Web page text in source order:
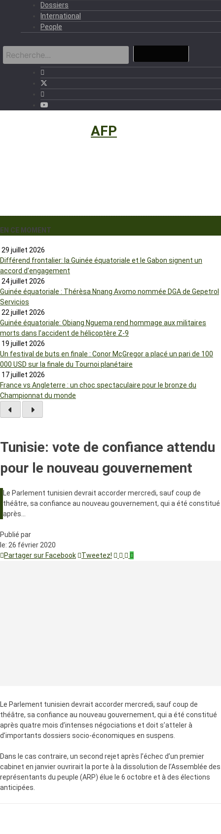
Dossiers
International
People
AFP
EN CE MOMENT
29 juillet 2026
Différend frontalier: la Guinée équatoriale et le Gabon signent un
accord d’engagement
24 juillet 2026
Guinée équatoriale : Thérèsa Nnang Avomo nommée DGA de Gepetrol
Servicios
22 juillet 2026
Guinée équatoriale: Obiang Nguema rend hommage aux militaires
morts dans l’accident de hélicoptère Z-9
19 juillet 2026
Un festival de buts en finale : Conor McGregor a placé un pari de 100
000 USD sur la finale du Tournoi planétaire
17 juillet 2026
France vs Angleterre : un choc spectaculaire pour le bronze du
Championnat du monde
Tunisie: vote de confiance attendu
pour le nouveau gouvernement
Le Parlement tunisien devrait accorder mercredi, sauf coup de
théâtre, sa confiance au nouveau gouvernement, qui a été constitué
après…
Publié par
le: 26 février 2020
Partager sur Facebook
Tweetez!
Le Parlement tunisien devrait accorder mercredi, sauf coup de
théâtre, sa confiance au nouveau gouvernement, qui a été constitué
après quatre mois d’intenses négociations et doit s’atteler à
d’importants dossiers socio-économiques en suspens.
Dans le cas contraire, un second rejet après l’échec d’un premier
cabinet en janvier ouvrirait la porte à la dissolution de l’Assemblée des
représentants du peuple (ARP) élue le 6 octobre et à des élections
anticipées.